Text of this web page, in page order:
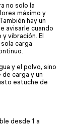
no solo la
máximo y
hay un
avisarle cuando
vibración. El
carga
y el polvo, sino
carga y un
estuche de
desde 1 a